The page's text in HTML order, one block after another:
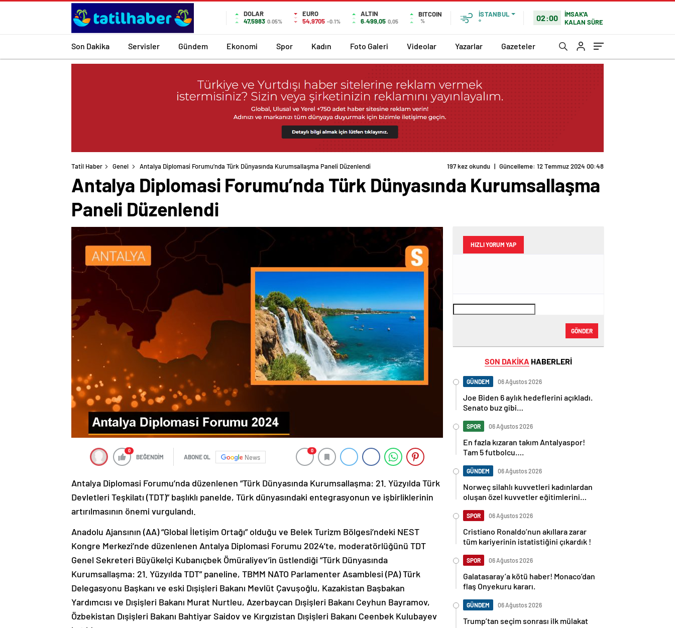
DOLAR
47,5983 0.05%
EURO
54,9705 -0.1%
ALTIN
6.499,05 0,05
BITCOIN
%
İSTANBUL
°
02:00
İMSAK'A
KALAN SÜRE
Son Dakika Servisler Gündem Ekonomi Spor Kadın Foto Galeri Videolar Yazarlar Gazeteler
Tatil Haber Genel Antalya Diplomasi Forumu’nda Türk Dünyasında Kurumsallaşma Paneli Düzenlendi 197 kez okundu | Güncelleme: 12 Temmuz 2024 00:48
Antalya Diplomasi Forumu’nda Türk Dünyasında Kurumsallaşma
Paneli Düzenlendi
0
BEĞENDİM ABONE OL News
0
Antalya Diplomasi Forumu’nda düzenlenen “Türk Dünyasında Kurumsallaşma: 21. Yüzyılda Türk
Devletleri Teşkilatı (TDT)” başlıklı panelde, Türk dünyasındaki entegrasyonun ve işbirliklerinin
artırılmasının önemi vurgulandı.
Anadolu Ajansının (AA) “Global İletişim Ortağı” olduğu ve Belek Turizm Bölgesi’ndeki NEST
Kongre Merkezi’nde düzenlenen Antalya Diplomasi Forumu 2024’te, moderatörlüğünü TDT
Genel Sekreteri Büyükelçi Kubanıçbek Ömüraliyev’in üstlendiği “Türk Dünyasında
Kurumsallaşma: 21. Yüzyılda TDT” paneline, TBMM NATO Parlamenter Asamblesi (PA) Türk
Delegasyonu Başkanı ve eski Dışişleri Bakanı Mevlüt Çavuşoğlu, Kazakistan Başbakan
Yardımcısı ve Dışişleri Bakanı Murat Nurtleu, Azerbaycan Dışişleri Bakanı Ceyhun Bayramov,
Özbekistan Dışişleri Bakanı Bahtiyar Saidov ve Kırgızistan Dışişleri Bakanı Ceenbek Kulubayev
HIZLI YORUM YAP
GÖNDER
SON DAKİKA HABERLERİ
GÜNDEM 06 Ağustos 2026
Joe Biden 6 aylık hedeflerini açıkladı.
Senato buz gibi…
SPOR 06 Ağustos 2026
En fazla kızaran takım Antalyaspor!
Tam 5 futbolcu….
GÜNDEM 06 Ağustos 2026
Norweç silahlı kuvvetleri kadınlardan
oluşan özel kuvvetler eğitimlerini
SPOR 06 Ağustos 2026
Cristiano Ronaldo’nun akıllara zarar
tüm kariyerinin istatistiğini çıkardık !
SPOR 06 Ağustos 2026
Galatasaray’a kötü haber! Monaco’dan
flaş Onyekuru kararı.
GÜNDEM 06 Ağustos 2026
Trump’tan seçim sonrası ilk mülakat